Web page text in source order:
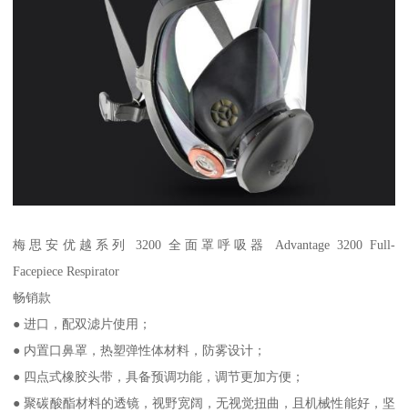
梅思安优越系列 3200 全面罩呼吸器 Advantage 3200 Full-
Facepiece Respirator
畅销款
● 进口，配双滤片使用；
● 内置口鼻罩，热塑弹性体材料，防雾设计；
● 四点式橡胶头带，具备预调功能，调节更加方便；
● 聚碳酸酯材料的透镜，视野宽阔，无视觉扭曲，且机械性能好，坚